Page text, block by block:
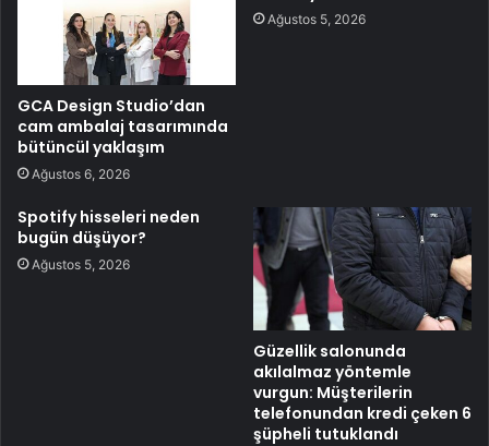
GCA Design Studio’dan
cam ambalaj tasarımında
bütüncül yaklaşım
Ağustos 6, 2026
Ağustos 5, 2026
Spotify hisseleri neden
bugün düşüyor?
Ağustos 5, 2026
Güzellik salonunda
akılalmaz yöntemle
vurgun: Müşterilerin
telefonundan kredi çeken 6
şüpheli tutuklandı